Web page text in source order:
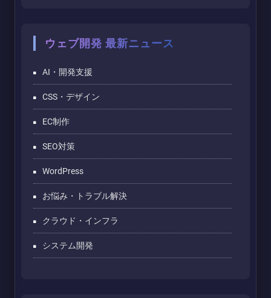
ウェブ開発 最新ニュース
AI・開発支援
CSS・デザイン
EC制作
SEO対策
WordPress
お悩み・トラブル解決
クラウド・インフラ
システム開発